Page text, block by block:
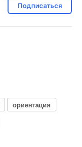
Подписаться
ориентация